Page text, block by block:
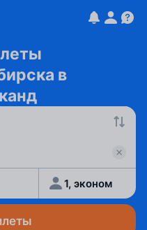
в
1, эконом